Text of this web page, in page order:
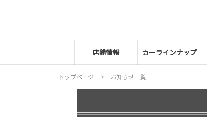
店舗情報 カーラインナップ
トップページ お知らせ一覧